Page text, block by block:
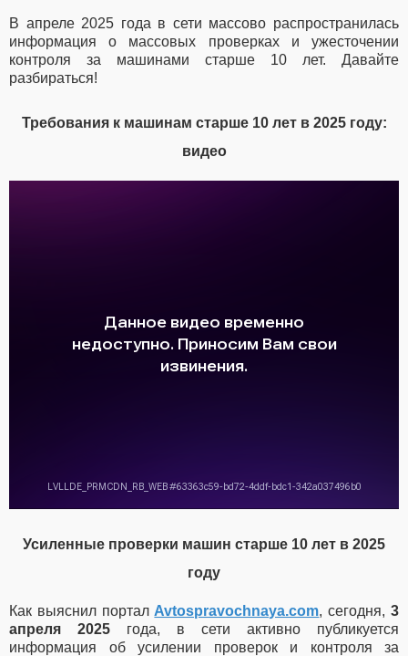
В апреле 2025 года в сети массово распространилась
информация о массовых проверках и ужесточении
контроля за машинами старше 10 лет. Давайте
разбираться!
Требования к машинам старше 10 лет в 2025 году:
видео
Усиленные проверки машин старше 10 лет в 2025
году
Как выяснил портал Avtospravochnaya.com, сегодня,3
апреля 2025 года, в сети активно публикуется
информация об усилении проверок и контроля за